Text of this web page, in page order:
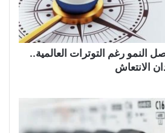
النمو رغم التوترات العالمية..
الانتعاش